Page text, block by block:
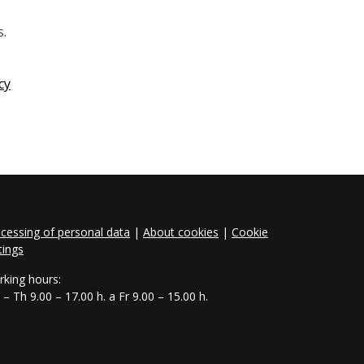
of personal data | About cookies | Cookie
hours:
Th 9.00 – 17.00 h. a Fr 9.00 – 15.00 h.